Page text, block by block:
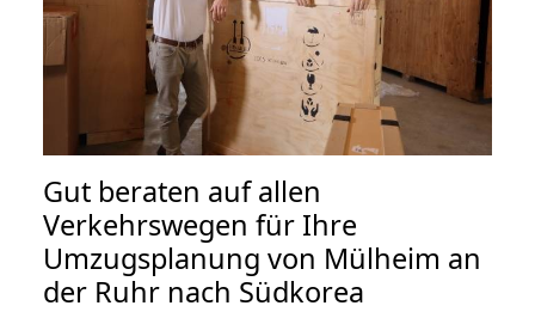
Gut beraten auf allen
Verkehrswegen für Ihre
Umzugsplanung von Mülheim an
der Ruhr nach Südkorea